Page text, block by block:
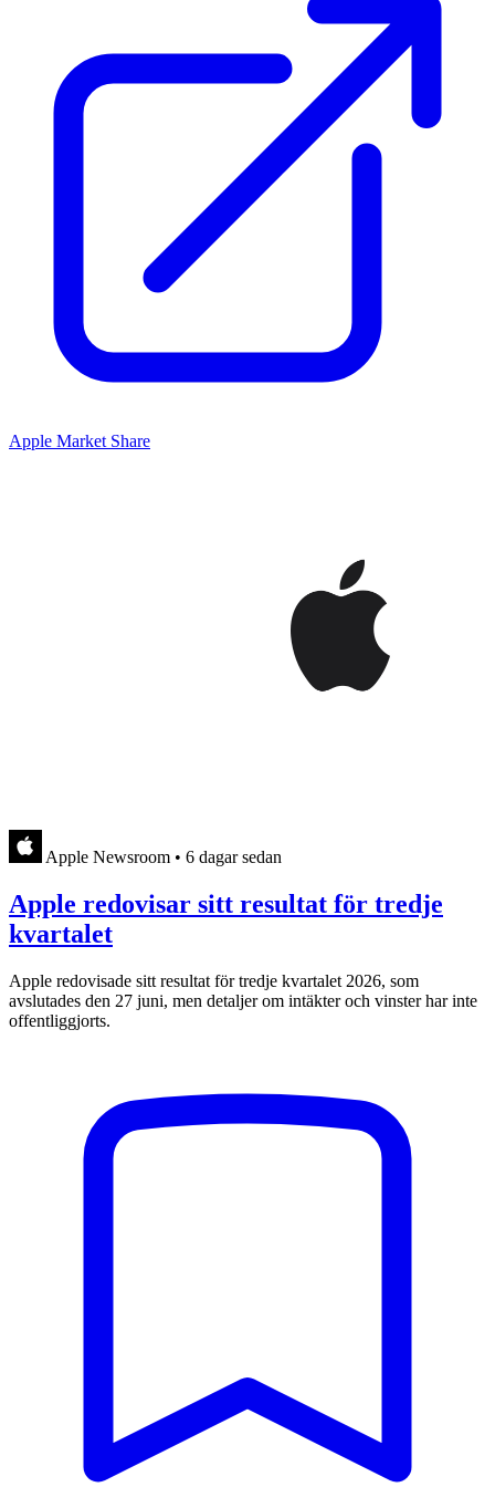
Apple Market Share
Apple Newsroom • 6 dagar sedan
Apple redovisar sitt resultat för tredje
kvartalet
Apple redovisade sitt resultat för tredje kvartalet 2026, som
avslutades den 27 juni, men detaljer om intäkter och vinster har inte
offentliggjorts.